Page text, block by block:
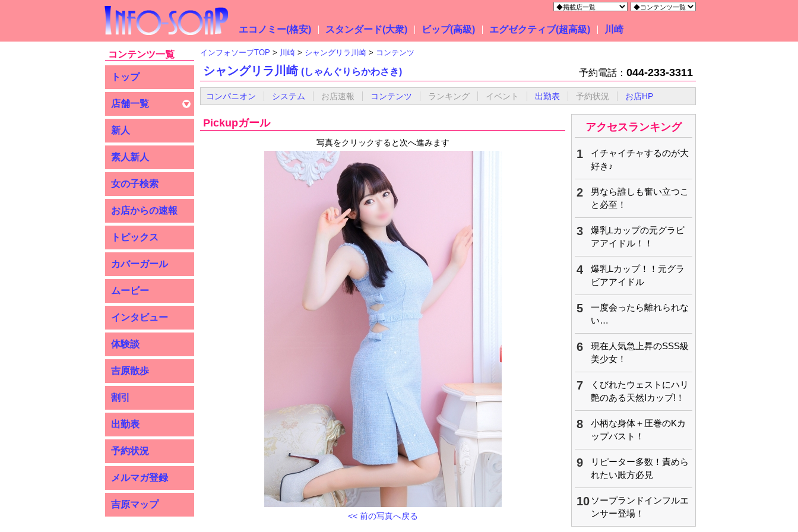
エコノミー(格安) スタンダード(大衆) ビップ(高級) エグゼクティブ(超高級) 川崎
コンテンツ一覧
トップ
店舗一覧
新人
素人新人
女の子検索
お店からの速報
トピックス
カバーガール
ムービー
インタビュー
体験談
吉原散歩
割引
出勤表
予約状況
メルマガ登録
吉原マップ
インフォソープTOP 川崎 シャングリラ川崎 コンテンツ
シャングリラ川崎 (しゃんぐりらかわさき) 予約電話： 044-233-3311
コンパニオン システム お店速報 コンテンツ ランキング イベント 出勤表 予約状況 お店HP
Pickupガール
写真をクリックすると次へ進みます
<< 前の写真へ戻る
アクセスランキング
1
イチャイチャするのが大
好き♪
2
男なら誰しも奮い立つこ
と必至！
3
爆乳Lカップの元グラビ
アアイドル！！
4
爆乳Lカップ！！元グラ
ビアアイドル
5
一度会ったら離れられな
い…
6
現在人気急上昇のSSS級
美少女！
7
くびれたウェストにハリ
艶のある天然Iカップ!！
8
小柄な身体＋圧巻のKカ
ップバスト！
9
リピーター多数！責めら
れたい殿方必見
10 ソープランドインフルエ
ンサー登場！